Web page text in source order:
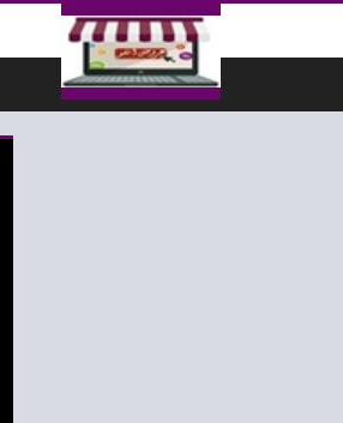
التخطي إلى المحتوى